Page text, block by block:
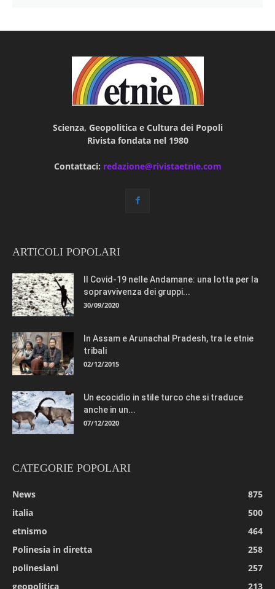
Scienza, Geopolitica e Cultura dei Popoli
Rivista fondata nel 1980
Contattaci: redazione@rivistaetnie.com
ARTICOLI POPOLARI
Il Covid-19 nelle Andamane: una lotta per la
sopravvivenza dei gruppi...
30/09/2020
In Assam e Arunachal Pradesh, tra le etnie
tribali
02/12/2015
Un ecocidio in stile turco che si traduce
anche in un...
07/12/2020
CATEGORIE POPOLARI
News
875
italia
500
etnismo
464
Polinesia in diretta
258
polinesiani
257
geopolitica
213